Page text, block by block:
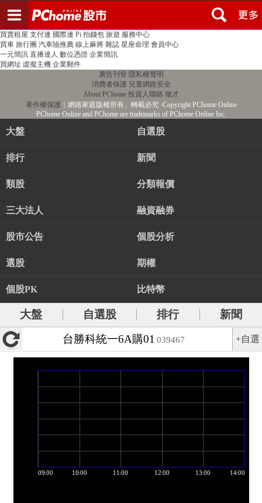
PChome首頁 線上購物 24h購物 書店
買賣租屋 支付連 國際連 Pi 拍錢包 旅遊 服務中心
買車 旅行團 汽車險推薦 線上麻將 雜誌 星座命理 會員中心
一元簡訊 直播達人 數位憑證 企業簡訊
買網址 虛擬主機 企業郵件
廣告刊登 隱私權聲明
消費者保護 兒童網路安全
About PChome 投資人聯絡 徵才
著作權保護 ｜網路家庭版權所有、轉載必究‧Copyright PChome Online
PChome Online and PChome are trademarks of PChome Online Inc.
大盤 自選股
排行 新聞
類股 分類報價
三大法人 融資融券
股市公告 個股分析
選股 期權
個股PK 比特幣
大盤 自選股 排行
新聞
台勝科統一6A購01 039467 +自選